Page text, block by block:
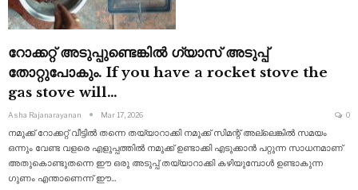
റോക്കറ്റ് അടുപ്പുണ്ടെങ്കിൽ ഗ്യാസ് അടുപ്പ്
തോറ്റുപോകും. If you have a rocket stove the
gas stove will…
Asha Rajanarayanan Mar 17, 2026 0
നമുക്ക് റോക്കറ്റ് വീട്ടിൽ തന്നെ തയ്യാറാക്കി നമുക്ക് സിമന്റ് അല്ലെങ്കിൽ സമയം
ഒന്നും വേണ്ട വളരെ എളുപ്പത്തിൽ നമുക്ക് ഉണ്ടാക്കി എടുക്കാൻ പറ്റുന്ന സാധനമാണ്
അതുകൊണ്ടുതന്നെ ഈ ഒരു അടുപ്പ് തയ്യാറാക്കി കഴിയുമ്പോൾ ഉണ്ടാകുന്ന
ഗുണം എന്താണെന്ന് ഈ…